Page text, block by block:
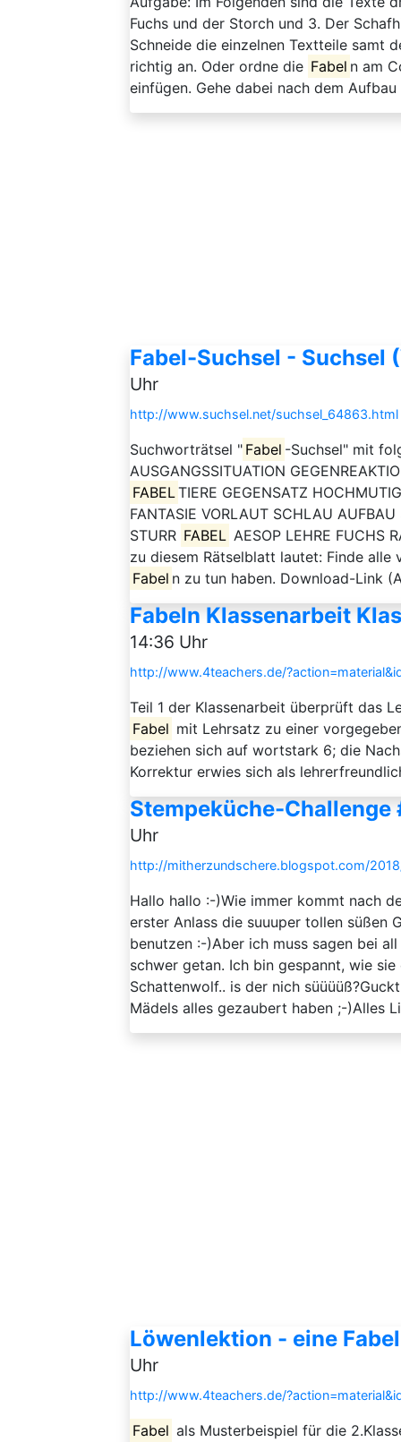
Fuchs und der Storch und 3. Der
Schneide die einzelnen Textteile samt
richtig an. Oder ordne die Fabel n am
einfügen. Gehe dabei nach dem
Fabel-Suchsel - Suchsel
Uhr
http://www.suchsel.net/suchsel_64863.html
Suchworträtsel " Fabel -Suchsel" mit
AUSGANGSSITUATION
FABELTIERE GEGENSATZ
FANTASIE VORLAUT SCHLAU
STURR FABEL AESOP LEHRE FUCHS
zu diesem Rätselblatt lautet: Finde
Fabel n zu tun haben. Download-Link
Fabeln Klassenarbeit
14:36 Uhr
http://www.4teachers.de/
Teil 1 der Klassenarbeit überprüft das
Fabel mit Lehrsatz zu einer
beziehen sich auf wortstark 6; die
Korrektur erwies sich als
Stempeküche-Challenge
Uhr
http://mitherzundschere.blogspot.com/
Hallo hallo :-)Wie immer kommt nach
erster Anlass die suuuper tollen süßen
benutzen :-)Aber ich muss sagen bei
schwer getan. Ich bin gespannt, wie
Schattenwolf.. is der nich
Mädels alles gezaubert haben ;-)Alles
Löwenlektion - eine
Uhr
http://www.4teachers.de/
Fabel als Musterbeispiel für die